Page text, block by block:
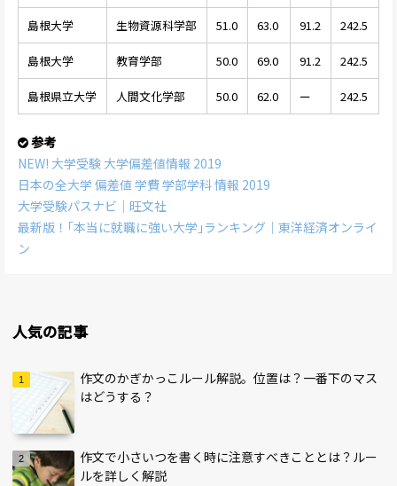
島根大学 生物資源科学部 51.0 63.0 91.2 242.5
島根大学 教育学部 50.0 69.0 91.2 242.5
島根県立大学 人間文化学部 50.0 62.0 ー 242.5
参考
NEW! 大学受験 大学偏差値情報 2019
日本の全大学 偏差値 学費 学部学科 情報 2019
大学受験パスナビ｜旺文社
最新版！｢本当に就職に強い大学｣ランキング｜東洋経済オンライ
ン
人気の記事
作文のかぎかっこルール解説。位置は？一番下のマス
はどうする？
作文で小さいつを書く時に注意すべきこととは？ルー
ルを詳しく解説